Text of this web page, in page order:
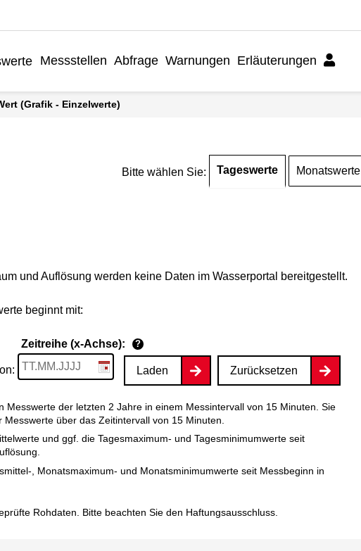
Messstellen Abfrage Warnungen Erläuterungen
(Grafik - Einzelwerte)
Bitte wählen Sie: Tageswerte Monatswerte
und Auflösung werden keine Daten im Wasserportal bereitgestellt.
beginnt mit:
Zeitreihe (x-Achse): ?
Laden Zurücksetzen
Messwerte der letzten 2 Jahre in einem Messintervall von 15 Minuten. Sie
über das Zeitintervall von 15 Minuten.
und ggf. die Tagesmaximum- und Tagesminimumwerte seit
, Monatsmaximum- und Monatsminimumwerte seit Messbeginn in
Rohdaten. Bitte beachten Sie den Haftungsausschluss.